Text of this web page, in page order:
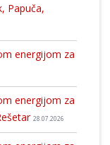
Papuča,
energijom za
energijom za
28.07.2026